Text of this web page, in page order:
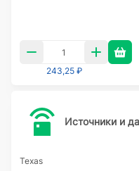
243,25 ₽
Источники и
Texas